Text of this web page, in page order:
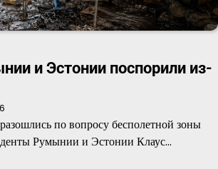
и Эстонии поспорили из-
по вопросу бесполетной зоны
Румынии и Эстонии Клаус…